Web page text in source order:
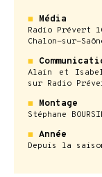
◼ Média
Radio Prévert
Chalon-sur-
◼
Alain et
sur Radio
◼ Montage
Stéphane
◼ Année
Depuis la